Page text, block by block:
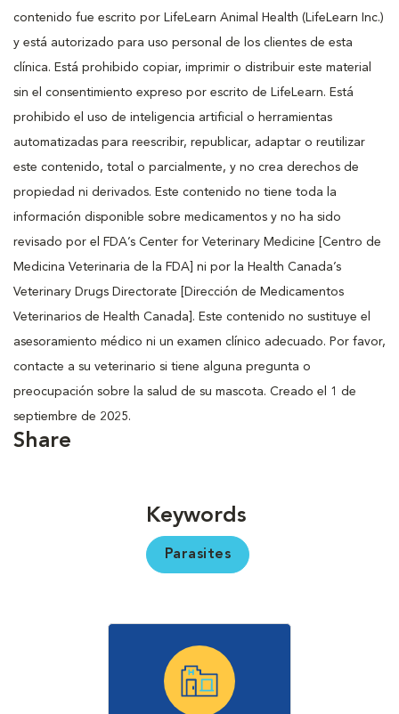
contenido fue escrito por LifeLearn Animal Health (LifeLearn Inc.)
y está autorizado para uso personal de los clientes de esta
clínica. Está prohibido copiar, imprimir o distribuir este material
sin el consentimiento expreso por escrito de LifeLearn. Está
prohibido el uso de inteligencia artificial o herramientas
automatizadas para reescribir, republicar, adaptar o reutilizar
este contenido, total o parcialmente, y no crea derechos de
propiedad ni derivados. Este contenido no tiene toda la
información disponible sobre medicamentos y no ha sido
revisado por el FDA’s Center for Veterinary Medicine [Centro de
Medicina Veterinaria de la FDA] ni por la Health Canada’s
Veterinary Drugs Directorate [Dirección de Medicamentos
Veterinarios de Health Canada]. Este contenido no sustituye el
asesoramiento médico ni un examen clínico adecuado. Por favor,
contacte a su veterinario si tiene alguna pregunta o
preocupación sobre la salud de su mascota. Creado el 1 de
septiembre de 2025.
Share
Keywords
Parasites